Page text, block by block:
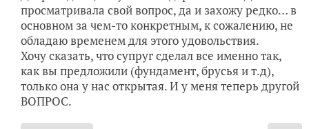
просматривала свой вопрос, да и захожу редко… в
основном за чем-то конкретным, к сожалению, не
обладаю временем для этого удовольствия.
Хочу сказать, что супруг сделал все именно так,
как вы предложили (фундамент, брусья и т.д),
только она у нас открытая. И у меня теперь другой
ВОПРОС.